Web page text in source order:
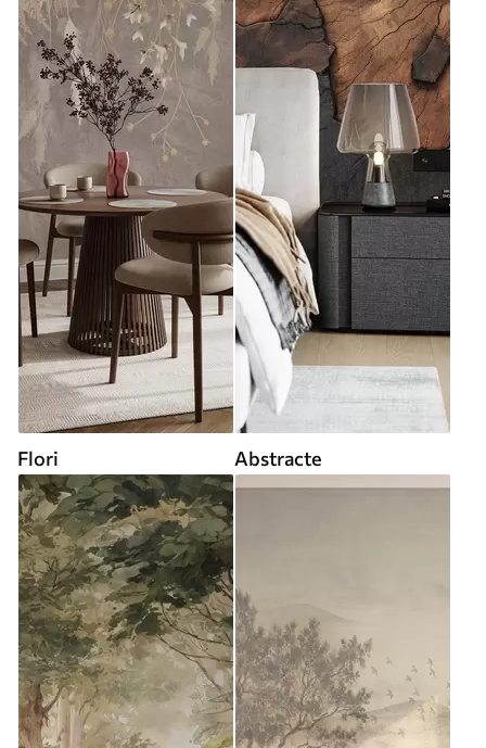
Flori Abstracte